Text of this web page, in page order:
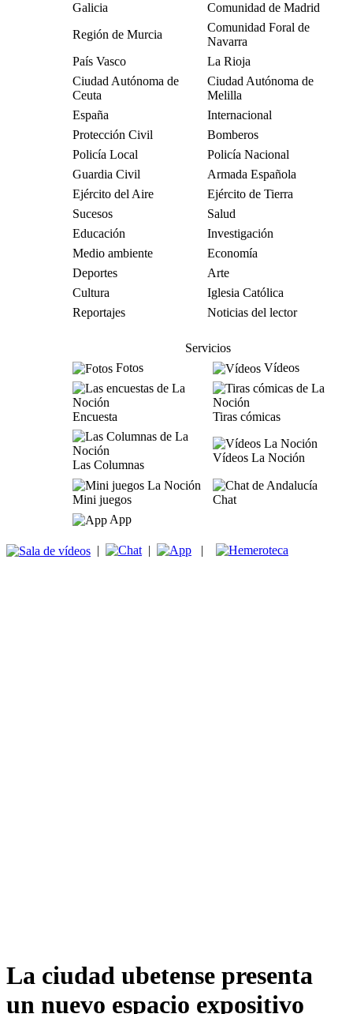
Galicia
Comunidad de Madrid
Región de Murcia
Comunidad Foral de
Navarra
País Vasco
La Rioja
Ciudad Autónoma de
Ceuta
Ciudad Autónoma de
Melilla
España
Internacional
Protección Civil
Bomberos
Policía Local
Policía Nacional
Guardia Civil
Armada Española
Ejército del Aire
Ejército de Tierra
Sucesos
Salud
Educación
Investigación
Medio ambiente
Economía
Deportes
Arte
Cultura
Iglesia Católica
Reportajes
Noticias del lector
Servicios
Fotos
Vídeos
Encuesta Tiras cómicas
Las Columnas
Vídeos La Noción
Mini juegos
Chat
App
| | |
La ciudad ubetense presenta
un nuevo espacio expositivo